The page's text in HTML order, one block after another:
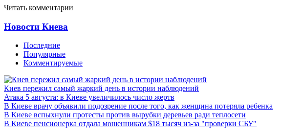
Читать комментарии
Новости Киева
Последние
Популярные
Комментируемые
Киев пережил самый жаркий день в истории наблюдений
Атака 5 августа: в Киеве увеличилось число жертв
В Киеве врачу объявили подозрение после того, как женщина потеряла ребенка
В Киеве вспыхнули протесты против вырубки деревьев ради теплосети
В Киеве пенсионерка отдала мошенникам $18 тысяч из-за "проверки СБУ"